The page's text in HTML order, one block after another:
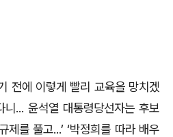
전에 이렇게 빨리 교육을 망치겠
... 윤석열 대통령당선자는 후보
제를 풀고...’ ‘박정희를 따라 배우